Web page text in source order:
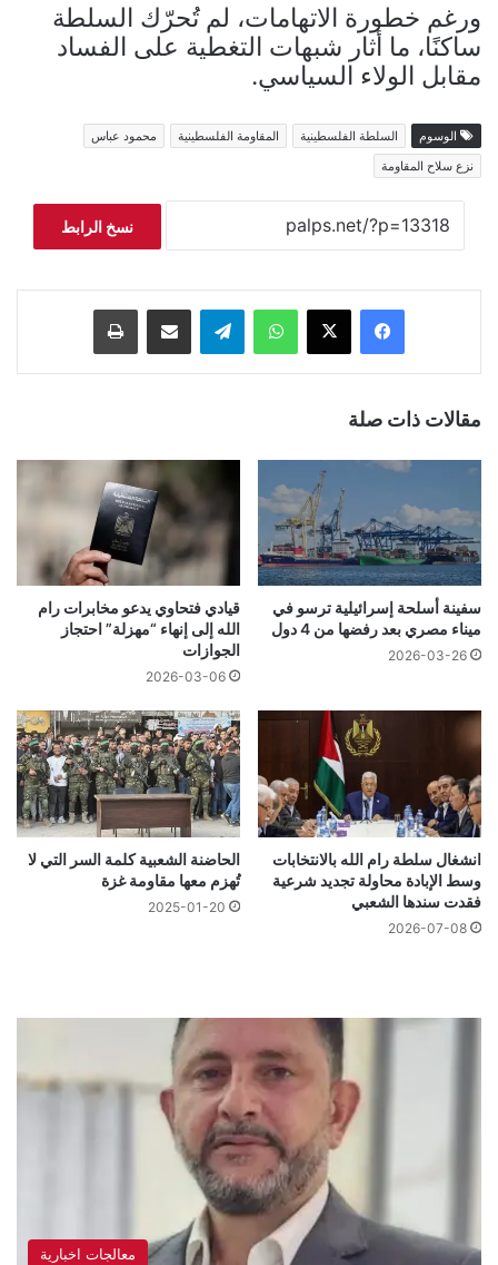
ورغم خطورة الاتهامات، لم تُحرّك السلطة
ساكنًا، ما أثار شبهات التغطية على الفساد
مقابل الولاء السياسي.
الوسوم السلطة الفلسطينية المقاومة الفلسطينية
محمود عباس
نزع سلاح المقاومة
نسخ الرابط
فيسبوك ‫X واتساب تيلقرام مشاركة عبر البريد طباعة
مقالات ذات صلة
سفينة أسلحة إسرائيلية ترسو في
ميناء مصري بعد رفضها من 4 دول
2026-03-26
قيادي فتحاوي يدعو مخابرات رام
الله إلى إنهاء “مهزلة” احتجاز
الجوازات
2026-03-06
انشغال سلطة رام الله بالانتخابات
وسط الإبادة محاولة تجديد شرعية
فقدت سندها الشعبي
2026-07-08
الحاضنة الشعبية كلمة السر التي لا
تُهزم معها مقاومة غزة
2025-01-20
معالجات اخبارية